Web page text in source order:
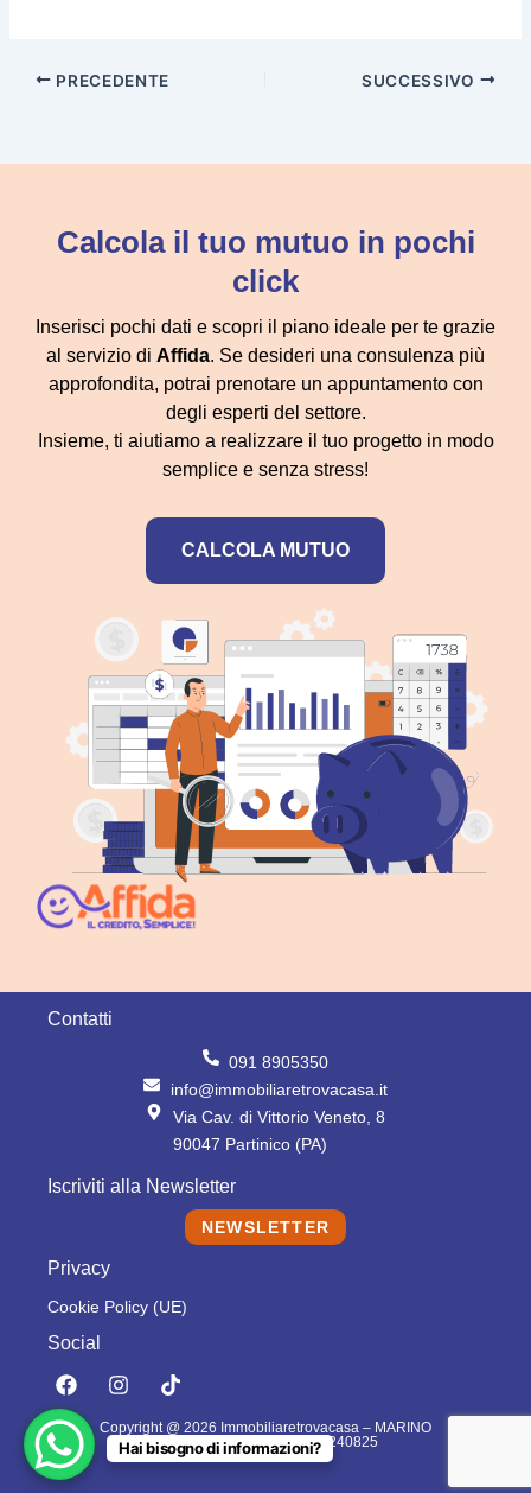
PRECEDENTE SUCCESSIVO
Inserisci pochi dati e scopri il piano ideale per te grazie
al servizio di Affida. Se desideri una consulenza più
approfondita, potrai prenotare un appuntamento con
degli esperti del settore.
Insieme, ti aiutiamo a realizzare il tuo progetto in modo
semplice e senza stress!
CALCOLA MUTUO
Calcola il tuo mutuo in pochi
click
Contatti
091 8905350
info@immobiliaretrovacasa.it
Via Cav. di Vittorio Veneto, 8
90047 Partinico (PA)
Iscriviti alla Newsletter
NEWSLETTER
Privacy
Cookie Policy (UE)
Social
F
a
c
e
b
o
I
n
s
t
a
T
i
k
t
o
Copyright @ 2026 Immobiliaretrovacasa – MARINO
DOMENICO – P.IVA: 06796240825
Hai bisogno di informazioni?